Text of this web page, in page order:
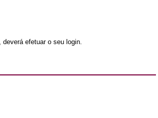
efetuar o seu login.